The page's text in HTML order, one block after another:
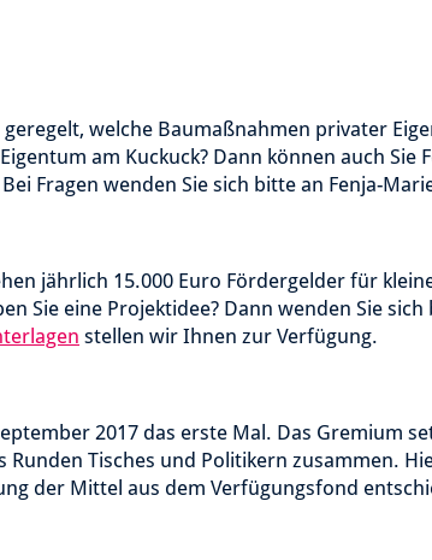
welche Baumaßnahmen privater
am Kuckuck? Dann können auch Sie
Fragen wenden Sie sich bitte an Fenja-
jährlich 15.000 Euro Fördergelder für
Sie eine Projektidee? Dann wenden Sie
stellen wir Ihnen zur Verfügung.
2017 das erste Mal. Das Gremium
Tisches und Politikern zusammen.
der Mittel aus dem Verfügungsfond